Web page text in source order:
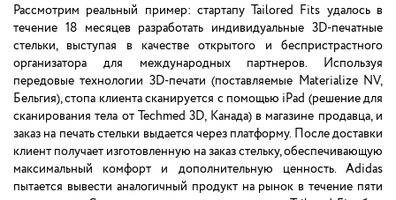
Рассмотрим реальный пример: стартапу Tailored Fits удалось в
течение 18 месяцев разработать индивидуальные 3D-печатные
стельки, выступая в качестве открытого и беспристрастного
организатора для международных партнеров. Используя
передовые технологии 3D-печати (поставляемые Materialize NV,
Бельгия), стопа клиента сканируется с помощью iPad (решение для
сканирования тела от Techmed 3D, Канада) в магазине продавца, и
заказ на печать стельки выдается через платформу. После доставки
клиент получает изготовленную на заказ стельку, обеспечивающую
максимальный комфорт и дополнительную ценность. Adidas
пытается вывести аналогичный продукт на рынок в течение пяти